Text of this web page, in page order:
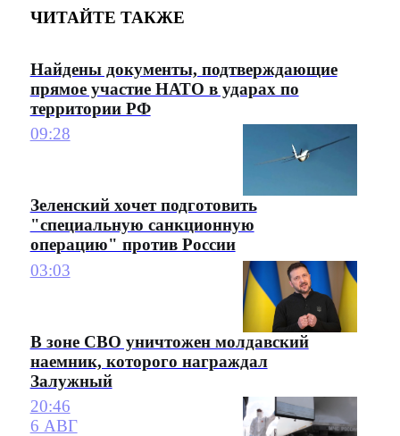
ЧИТАЙТЕ ТАКЖЕ
Найдены документы, подтверждающие
прямое участие НАТО в ударах по
территории РФ
09:28
Зеленский хочет подготовить
"специальную санкционную
операцию" против России
03:03
В зоне СВО уничтожен молдавский
наемник, которого награждал
Залужный
20:46
6 АВГ